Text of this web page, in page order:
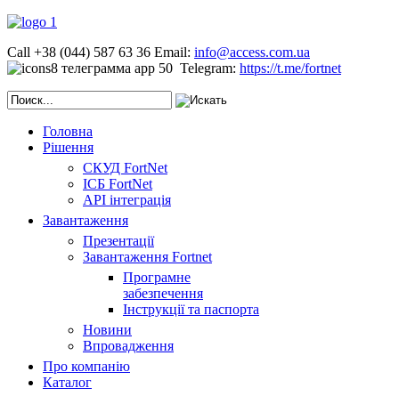
Call +38 (044) 587 63 36 Email: info@access.com.ua
Telegram: https://t.me/fortnet
Головна
Рішення
СКУД FortNet
ІСБ FortNet
API інтеграція
Завантаження
Презентації
Завантаження Fortnet
Програмне
забезпечення
Інструкції та паспорта
Новини
Впровадження
Про компанію
Каталог